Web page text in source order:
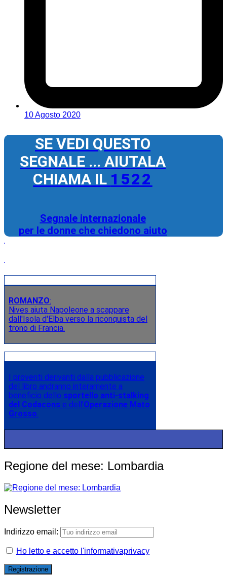
10 Agosto 2020
SE VEDI QUESTO
SEGNALE ... AIUTALA
CHIAMA IL 1522
Segnale internazionale
per le donne che chiedono aiuto
ROMANZO:
Nives aiuta Napoleone a scappare
dall'Isola d'Elba verso la riconquista del
trono di Francia.
I proventi derivanti dalla pubblicazione
del libro andranno interamente a
beneficio dello sportello anti-stalking
del Codacons e dell’Operazione Mato
Grosso.
Regione del mese: Lombardia
Newsletter
Indirizzo email:
Ho letto e accetto l'informativaprivacy